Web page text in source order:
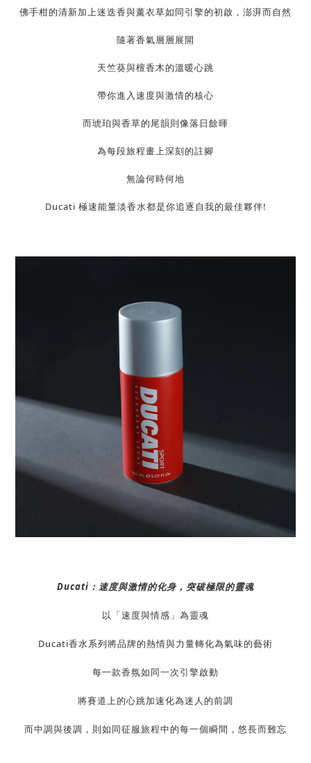
佛手柑的清新加上迷迭香與薰衣草如同引擎的初啟， 澎湃而自然
隨著香氣層層展開
天竺葵與檀香木的溫暖心跳
帶你進入速度與激情的核心
而琥珀與香草的尾韻則像落日餘暉
為每段旅程畫上深刻的註腳
無論何時何地
Ducati 極速能量淡香水都是你追逐自我的最佳夥伴!
Ducati：速度與激情的化身，突破極限的靈魂
以「速度與情感」為靈魂
Ducati香水系列將品牌的熱情與力量轉化為氣味的藝術
每一款香氛如同一次引擎啟動
將賽道上的心跳加速化為迷人的前調
而中調與後調，則如同征服旅程中的每一個瞬間，悠長而難忘